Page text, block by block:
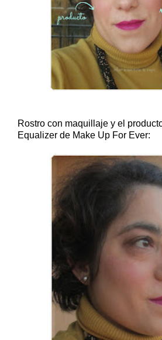
Rostro con maquillaje y el
Equalizer de Make Up For Ever: